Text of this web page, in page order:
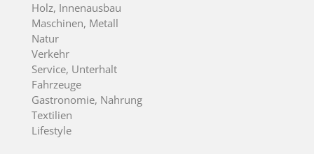
Holz, Innenausbau
Maschinen, Metall
Natur
Verkehr
Service, Unterhalt
Fahrzeuge
Gastronomie, Nahrung
Textilien
Lifestyle